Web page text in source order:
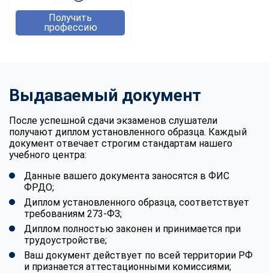
Получить
профессию
Выдаваемый документ
После успешной сдачи экзаменов слушатели
получают диплом установленного образца. Каждый
документ отвечает строгим стандартам нашего
учебного центра:
Данные вашего документа заносятся в ФИС
ФРДО;
Диплом установленного образца, соответствует
требованиям 273-ФЗ;
Диплом полностью законен и принимается при
трудоустройстве;
Ваш документ действует по всей территории РФ
и признается аттестационными комиссиями;